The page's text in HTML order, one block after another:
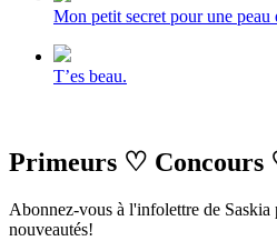
Mon petit secret pour une peau
T’es beau.
Primeurs ♡ Concours
Abonnez-vous à l'infolettre de Saskia
nouveautés!